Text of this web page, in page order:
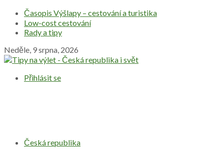
Časopis Výšlapy – cestování a turistika
Low-cost cestování
Rady a tipy
Neděle, 9 srpna, 2026
Přihlásit se
Česká republika